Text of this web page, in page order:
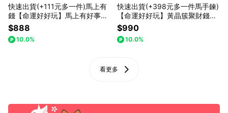
快速出貨(+111元多一件)馬上有
錢【命運好好玩】馬上有好事轉
運擺鎮(可加購守財鉅富鴻運手
鍊)
$888
10.0%
快速出貨(+398元多一件馬手鍊)
【命運好好玩】黃晶簇聚財錢龜
鎮(貼心可自選)
$990
10.0%
看更多